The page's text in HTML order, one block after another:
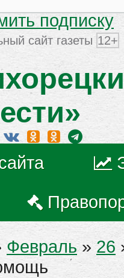
подписку
сайт газеты 12+
Февраль » 26